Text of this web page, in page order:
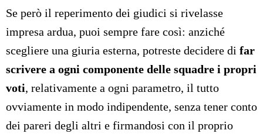
Se però il reperimento dei giudici si rivelasse
impresa ardua, puoi sempre fare così: anziché
scegliere una giuria esterna, potreste decidere di far
scrivere a ogni componente delle squadre i propri
voti, relativamente a ogni parametro, il tutto
ovviamente in modo indipendente, senza tener conto
dei pareri degli altri e firmandosi con il proprio